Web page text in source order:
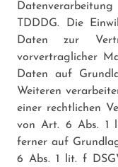
TDDDG. Die
Daten zur
vorvertraglicher
Daten auf
Weiteren
einer rechtlichen
von Art. 6 Abs. 1
ferner auf
6 Abs. 1 lit. f